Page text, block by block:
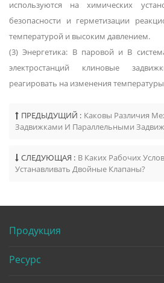
используются на химических
безопасности и герметизации
температурой и высоким давлением.
(3) Энергетика: В паровой и В
электростанций клиновые
реагировать на изменения
ПРЕДЫДУЩИЙ : Каковы Различия
Задвижками И Параллельными
СЛЕДУЮЩАЯ : В Каких Рабочих
Устанавливать Двойные Клапаны?
Продукция
Ресурс